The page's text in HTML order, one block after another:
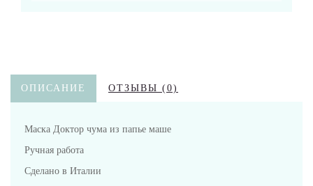
ОПИСАНИЕ ОТЗЫВЫ (0)
Маска Доктор чума из папье маше
Ручная работа
Сделано в Италии